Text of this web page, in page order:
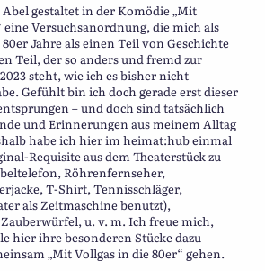
gestaltet in der Komödie „Mit
eine Versuchsanordnung, die mich als
Jahre als einen Teil von Geschichte
Teil, der so anders und fremd zur
steht, wie ich es bisher nicht
Gefühlt bin ich doch gerade erst dieser
– und doch sind tatsächlich
und Erinnerungen aus meinem Alltag
habe ich hier im heimat:hub einmal
Requisite aus dem Theaterstück zu
Röhrenfernseher,
T-Shirt, Tennisschläger,
als Zeitmaschine benutzt),
u. v. m. Ich freue mich,
hier ihre besonderen Stücke dazu
„Mit Vollgas in die 80er“ gehen.